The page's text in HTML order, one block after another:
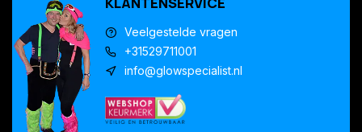
Veelgestelde vragen
+31529711001
info@glowspecialist.nl